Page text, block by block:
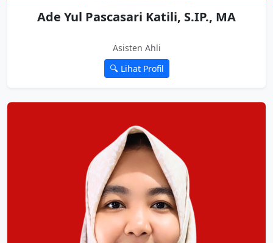
Ade Yul Pascasari Katili, S.IP., MA
Asisten Ahli
🔍 Lihat Profil